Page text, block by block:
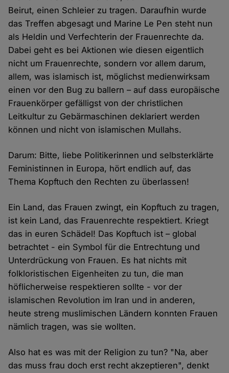
Beirut, einen Schleier zu tragen. Daraufhin wurde
das Treffen abgesagt und Marine Le Pen steht nun
als Heldin und Verfechterin der Frauenrechte da.
Dabei geht es bei Aktionen wie diesen eigentlich
nicht um Frauenrechte, sondern vor allem darum,
allem, was islamisch ist, möglichst medienwirksam
einen vor den Bug zu ballern – auf dass europäische
Frauenkörper gefälligst von der christlichen
Leitkultur zu Gebärmaschinen deklariert werden
können und nicht von islamischen Mullahs.
Darum: Bitte, liebe Politikerinnen und selbsterklärte
Feministinnen in Europa, hört endlich auf, das
Thema Kopftuch den Rechten zu überlassen!
Ein Land, das Frauen zwingt, ein Kopftuch zu tragen,
ist kein Land, das Frauenrechte respektiert. Kriegt
das in euren Schädel! Das Kopftuch ist – global
betrachtet - ein Symbol für die Entrechtung und
Unterdrückung von Frauen. Es hat nichts mit
folkloristischen Eigenheiten zu tun, die man
höflicherweise respektieren sollte - vor der
islamischen Revolution im Iran und in anderen,
heute streng muslimischen Ländern konnten Frauen
nämlich tragen, was sie wollten.
Also hat es was mit der Religion zu tun? "Na, aber
das muss frau doch erst recht akzeptieren", denkt